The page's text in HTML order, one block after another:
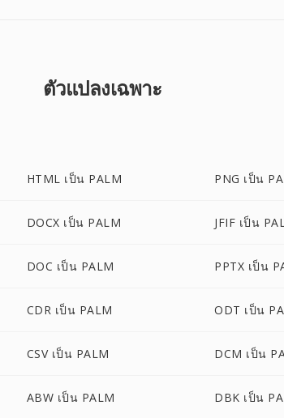
ตัวแปลงเฉพาะ
HTML เป็น PALM PNG เป็น
DOCX เป็น PALM JFIF เป็น
DOC เป็น PALM PPTX เป็น
CDR เป็น PALM ODT เป็น
CSV เป็น PALM DCM เป็น
ABW เป็น PALM DBK เป็น